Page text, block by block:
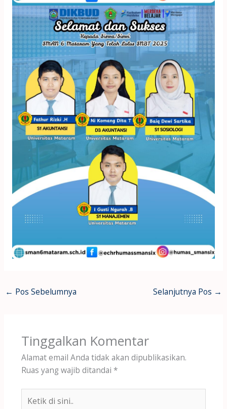
← Pos Sebelumnya Selanjutnya Pos →
Tinggalkan Komentar
Alamat email Anda tidak akan dipublikasikan.
Ruas yang wajib ditandai *